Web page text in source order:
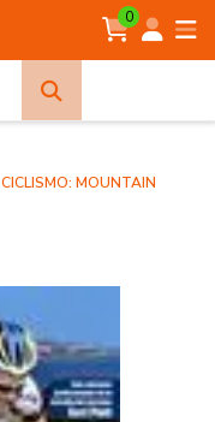
0
CICLISMO: MOUNTAIN